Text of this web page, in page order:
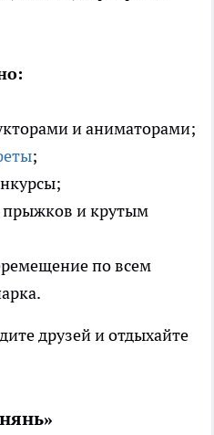
и аниматорами;
;
прыжков и крутым
по всем
друзей и отдыхайте